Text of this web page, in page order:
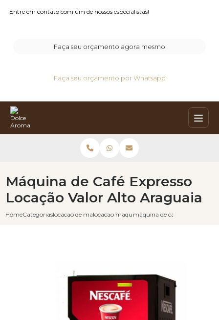
Entre em contato com um de nossos especialistas!
Faça seu orçamento agora mesmo
Faça seu orçamento por Whatsapp
HomeCategoriaslocacao de maquinas de cafelocacao maquina de cafe para eventos
maquina de cafe expresso
Máquina de Café Expresso
Locação Valor Alto Araguaia